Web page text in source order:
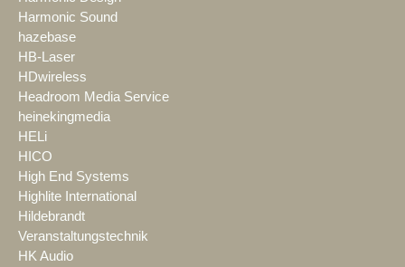
Harmonic Sound
hazebase
HB-Laser
HDwireless
Headroom Media Service
heinekingmedia
HELi
HICO
High End Systems
Highlite International
Hildebrandt
Veranstaltungstechnik
HK Audio